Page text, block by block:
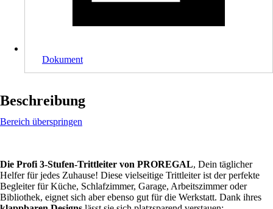
Dokument
Beschreibung
Bereich überspringen
Die Profi 3-Stufen-Trittleiter von PROREGAL, Dein täglicher
Helfer für jedes Zuhause! Diese vielseitige Trittleiter ist der perfekte
Begleiter für Küche, Schlafzimmer, Garage, Arbeitszimmer oder
Bibliothek, eignet sich aber ebenso gut für die Werkstatt. Dank ihres